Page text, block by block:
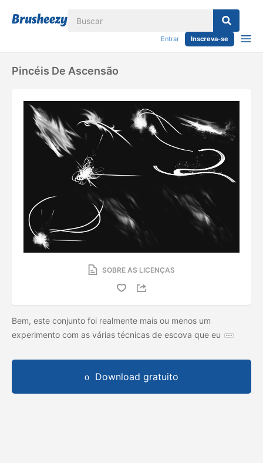
Entrar Inscreva-se
Pincéis De Ascensão
SOBRE AS LICENÇAS
Bem, este conjunto foi realmente mais ou menos um
experimento com as várias técnicas de escova que eu
Download gratuito